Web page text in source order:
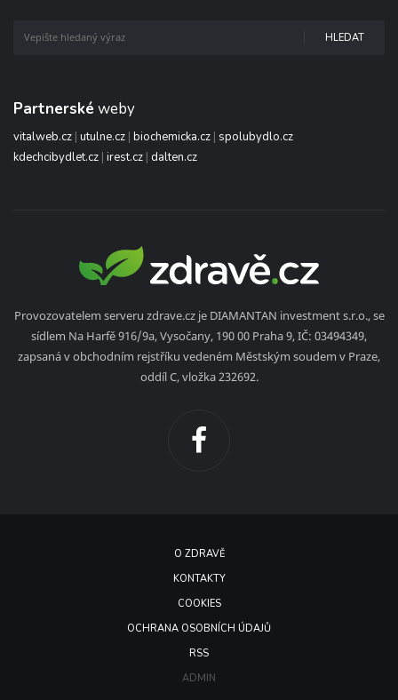
HLEDAT
Partnerské weby
vitalweb.cz | utulne.cz | biochemicka.cz | spolubydlo.cz
kdechcibydlet.cz | irest.cz | dalten.cz
Provozovatelem serveru zdrave.cz je DIAMANTAN investment s.r.o., se
sídlem Na Harfě 916/9a, Vysočany, 190 00 Praha 9, IČ: 03494349,
zapsaná v obchodním rejstříku vedeném Městským soudem v Praze,
oddíl C, vložka 232692.
O ZDRAVĚ
KONTAKTY
COOKIES
OCHRANA OSOBNÍCH ÚDAJŮ
RSS
ADMIN